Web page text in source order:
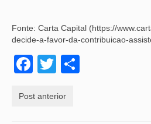
Fonte: Carta Capital (https://
decide-a-favor-da-contribuicao-
Facebook
Twitter
Post anterior